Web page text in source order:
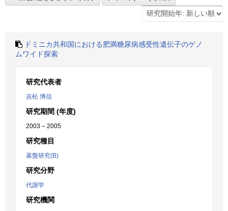
ドミニカ共和国における肥満糖尿病感受性遺伝子のゲノ
ムワイド探索
研究代表者
吉松 博信
研究期間 (年度)
2003 – 2005
研究種目
基盤研究(B)
研究分野
代謝学
研究機関